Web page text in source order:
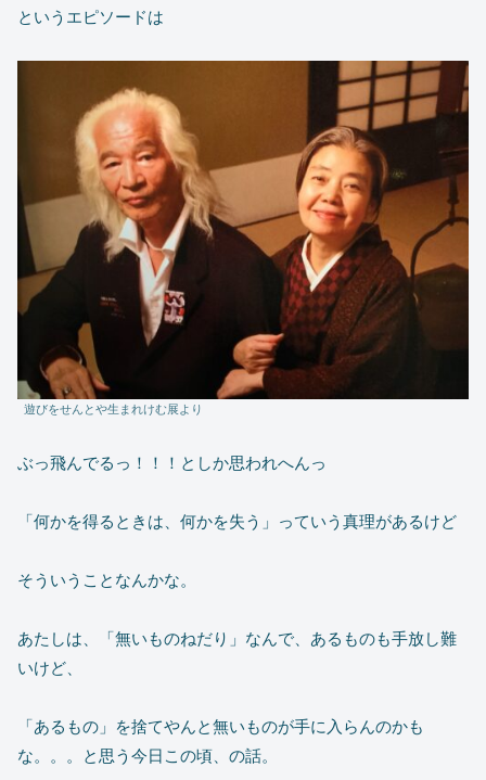
というエピソードは
遊びをせんとや生まれけむ展より
ぶっ飛んでるっ！！！としか思われへんっ
「何かを得るときは、何かを失う」っていう真理があるけど
そういうことなんかな。
あたしは、「無いものねだり」なんで、あるものも手放し難
いけど、
「あるもの」を捨てやんと無いものが手に入らんのかも
な。。。と思う今日この頃、の話。